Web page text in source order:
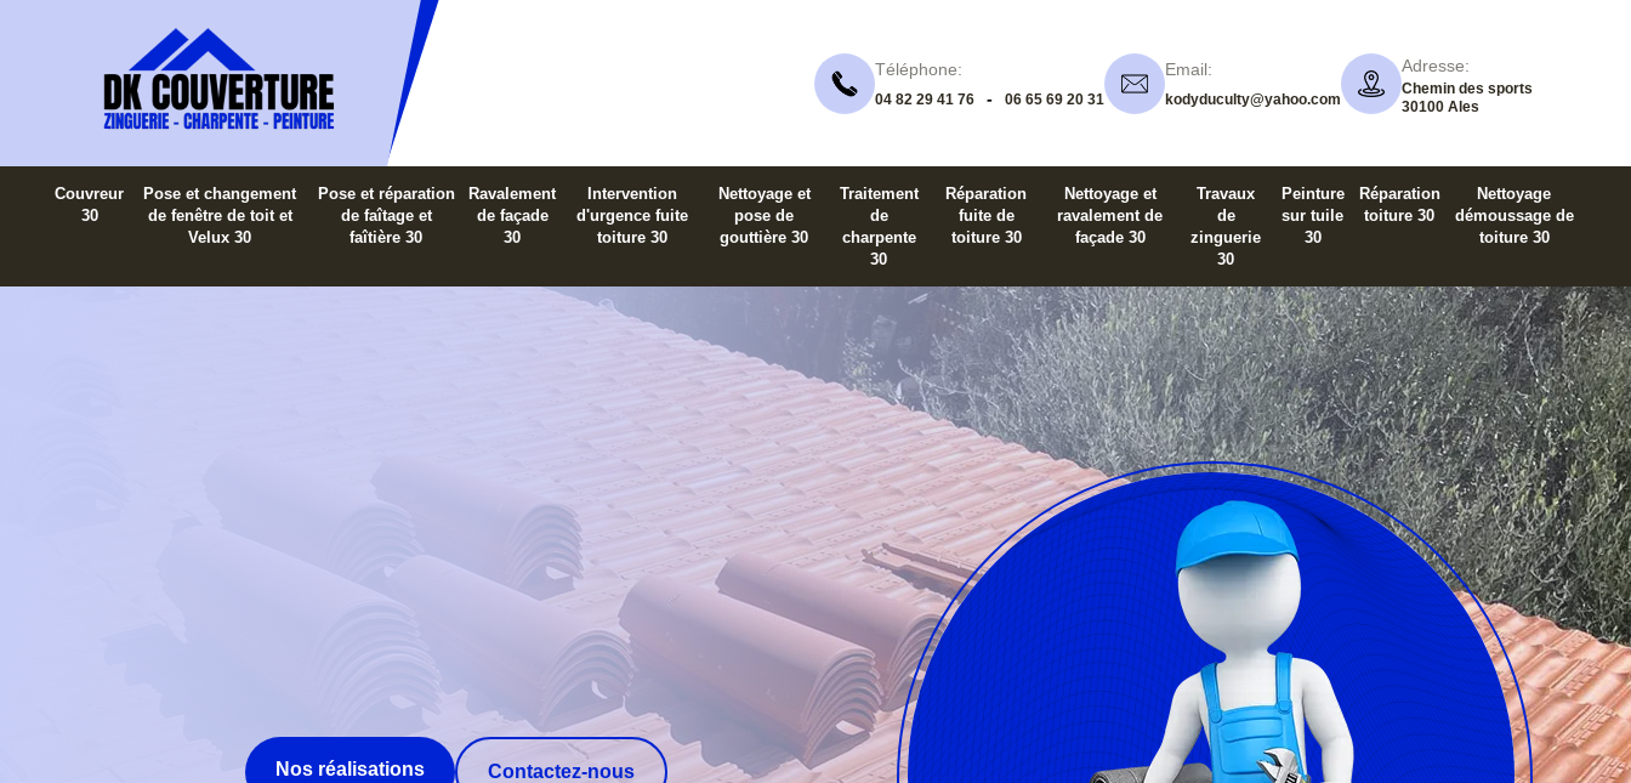
Téléphone:
04 82 29 41 76 - 06 65 69 20 31
Email:
kodyduculty@yahoo.com
Adresse:
Chemin des sports
30100 Ales
Couvreur
30
Pose et changement
de fenêtre de toit et
Velux 30
Pose et réparation
de faîtage et
faîtière 30
Ravalement
de façade
30
Intervention
d'urgence fuite
toiture 30
Nettoyage et
pose de
gouttière 30
Traitement
de
charpente
30
Réparation
fuite de
toiture 30
Nettoyage et
ravalement de
façade 30
Travaux
de
zinguerie
30
Peinture
sur tuile
30
Réparation
toiture 30
Nettoyage
démoussage de
toiture 30
Nos réalisations Contactez-nous